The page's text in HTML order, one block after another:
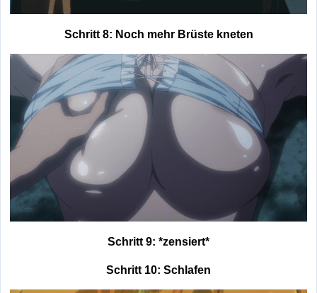
Schritt 8: Noch mehr Brüste kneten
Schritt 9: *zensiert*
Schritt 10: Schlafen